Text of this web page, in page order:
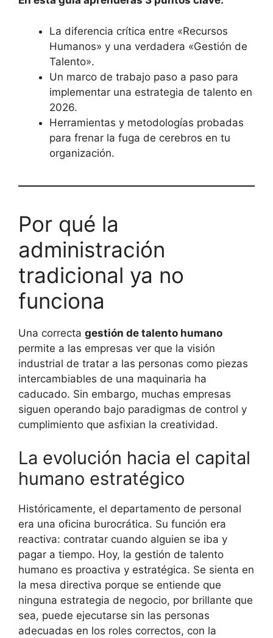
La diferencia crítica entre «Recursos
Humanos» y una verdadera «Gestión de
Talento».
Un marco de trabajo paso a paso para
implementar una estrategia de talento en
2026.
Herramientas y metodologías probadas
para frenar la fuga de cerebros en tu
organización.
Por qué la
administración
tradicional ya no
funciona
Una correcta gestión de talento humano
permite a las empresas ver que la visión
industrial de tratar a las personas como piezas
intercambiables de una maquinaria ha
caducado. Sin embargo, muchas empresas
siguen operando bajo paradigmas de control y
cumplimiento que asfixian la creatividad.
La evolución hacia el capital
humano estratégico
Históricamente, el departamento de personal
era una oficina burocrática. Su función era
reactiva: contratar cuando alguien se iba y
pagar a tiempo. Hoy, la gestión de talento
humano es proactiva y estratégica. Se sienta en
la mesa directiva porque se entiende que
ninguna estrategia de negocio, por brillante que
sea, puede ejecutarse sin las personas
adecuadas en los roles correctos, con la